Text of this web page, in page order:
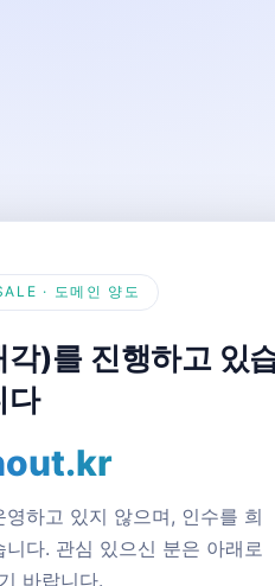
· 도메인 양도
)를 진행하고 있
다
하고 있지 않으며, 인수를 희
다. 관심 있으신 분은 아래로
바랍니다.